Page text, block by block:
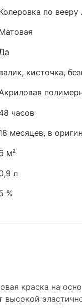
Колеровка по
Матовая
валик, кисточка,
48 часов
18 месяцев, в
6 м²
0,9 л
5 %
краска на
высокой